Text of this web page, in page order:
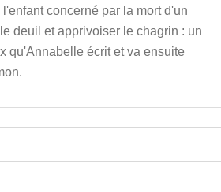
concerné par la mort d'un
deuil et apprivoiser le chagrin : un
qu'Annabelle écrit et va ensuite